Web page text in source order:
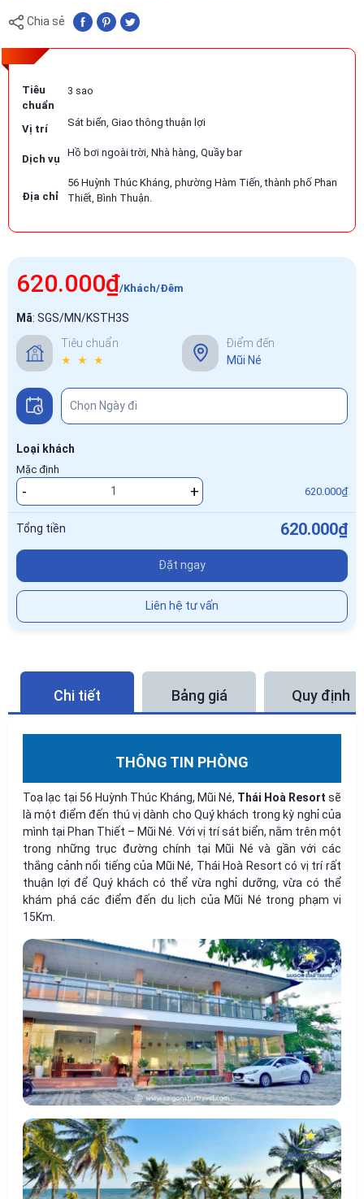
Chia sẻ
Tiêu
chuẩn
3 sao
Vị trí
Sát biển, Giao thông thuận lợi
Dịch vụ
Hồ bơi ngoài trời, Nhà hàng, Quầy bar
Địa chỉ
56 Huỳnh Thúc Kháng, phường Hàm Tiến, thành phố Phan
Thiết, Bình Thuận.
620.000₫/Khách/Đêm
Mã: SGS/MN/KSTH3S
Tiêu chuẩn
★ ★ ★
Điểm đến
Mũi Né
Loại khách
Mặc định
- + 620.000₫
Tổng tiền 620.000₫
Đặt ngay
Liên hệ tư vấn
Chi tiết Bảng giá Quy định
THÔNG TIN PHÒNG
Toạ lạc tại 56 Huỳnh Thúc Kháng, Mũi Né, Thái Hoà Resort sẽ
là một điểm đến thú vị dành cho Quý khách trong kỳ nghỉ của
mình tại Phan Thiết – Mũi Né. Với vị trí sát biển, nằm trên một
trong những trục đường chính tại Mũi Né và gần với các
thắng cảnh nổi tiếng của Mũi Né, Thái Hoà Resort có vị trí rất
thuận lợi để Quý khách có thể vừa nghỉ dưỡng, vừa có thể
khám phá các điểm đến du lịch của Mũi Né trong phạm vi
15Km.